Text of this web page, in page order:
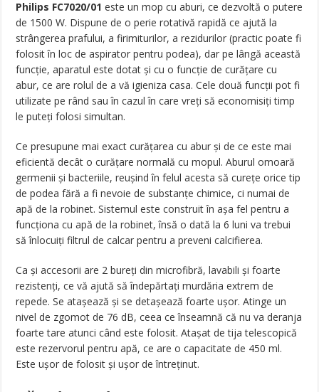
Philips FC7020/01 este un mop cu aburi, ce dezvoltă o putere
de 1500 W. Dispune de o perie rotativă rapidă ce ajută la
strângerea prafului, a firimiturilor, a rezidurilor (practic poate fi
folosit în loc de aspirator pentru podea), dar pe lângă această
funcție, aparatul este dotat și cu o funcție de curățare cu
abur, ce are rolul de a vă igieniza casa. Cele două funcții pot fi
utilizate pe rând sau în cazul în care vreți să economisiți timp
le puteți folosi simultan.
Ce presupune mai exact curățarea cu abur și de ce este mai
eficientă decât o curățare normală cu mopul. Aburul omoară
germenii și bacteriile, reușind în felul acesta să curețe orice tip
de podea fără a fi nevoie de substanțe chimice, ci numai de
apă de la robinet. Sistemul este construit în așa fel pentru a
funcționa cu apă de la robinet, însă o dată la 6 luni va trebui
să înlocuiți filtrul de calcar pentru a preveni calcifierea.
Ca și accesorii are 2 bureți din microfibră, lavabili și foarte
rezistenți, ce vă ajută să îndepărtați murdăria extrem de
repede. Se atașează și se detașează foarte ușor. Atinge un
nivel de zgomot de 76 dB, ceea ce înseamnă că nu va deranja
foarte tare atunci când este folosit. Atașat de tija telescopică
este rezervorul pentru apă, ce are o capacitate de 450 ml.
Este ușor de folosit și ușor de întreținut.